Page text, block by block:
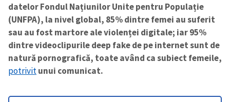
datelor Fondul Națiunilor Unite pentru Populație
(UNFPA), la nivel global, 85% dintre femei au suferit
sau au fost martore ale violenței digitale; iar 95%
dintre videoclipurile deep fake de pe internet sunt de
natură pornografică, toate având ca subiect femeile,
potrivitunui comunicat.